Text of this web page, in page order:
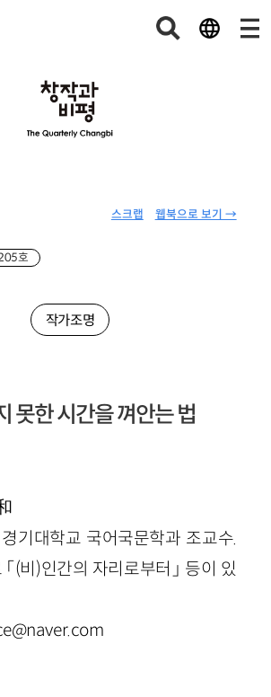
웹북으로 보기 →
스크랩
호
작가조명
못한 시간을 껴안는 법
기대학교 국어국문학과 조교수.
(비)인간의 자리로부터」 등이 있